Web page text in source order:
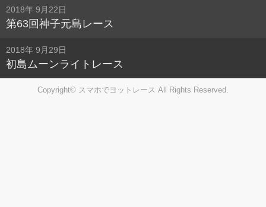
2018年 9月22日
第63回神子元島レース
2018年 9月29日
初島ムーンライトレース
Copyright© スマホでヨットレース All Rights Reserved.